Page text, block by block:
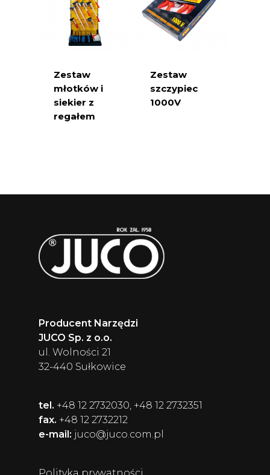
Zestaw
młotków i
siekier z
regałem
Zestaw
szczypiec
1000V
Producent Narzędzi
JUCO Sp. z o.o.
ul. Wolności 21
32-440 Sułkowice
tel. +48 12 2732030, +48 12 2732351
fax. +48 12 2732212
e-mail: juco@juco.com.pl